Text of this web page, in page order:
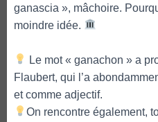
ganascia », mâchoire.
moindre idée.
Le mot « ganachon » a
Flaubert, qui l’a
et comme adjectif.
On rencontre également,